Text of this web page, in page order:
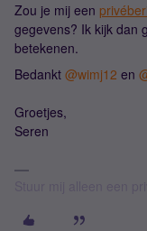
Zou je mij een
gegevens? Ik kijk dan
betekenen.
Bedankt @wimj12 en
Groetjes,
Seren